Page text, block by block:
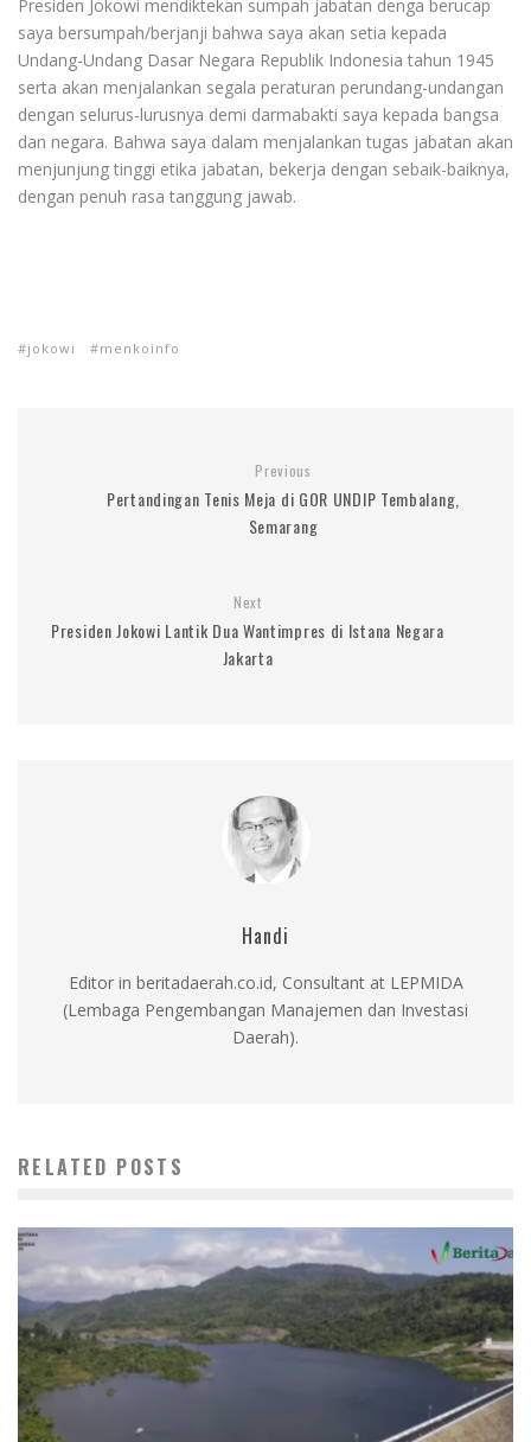
Presiden Jokowi mendiktekan sumpah jabatan denga berucap
saya bersumpah/berjanji bahwa saya akan setia kepada
Undang-Undang Dasar Negara Republik Indonesia tahun 1945
serta akan menjalankan segala peraturan perundang-undangan
dengan selurus-lurusnya demi darmabakti saya kepada bangsa
dan negara. Bahwa saya dalam menjalankan tugas jabatan akan
menjunjung tinggi etika jabatan, bekerja dengan sebaik-baiknya,
dengan penuh rasa tanggung jawab.
jokowi menkoinfo
Previous
Pertandingan Tenis Meja di GOR UNDIP Tembalang,
Semarang
Next
Presiden Jokowi Lantik Dua Wantimpres di Istana Negara
Jakarta
Handi
Editor in beritadaerah.co.id, Consultant at LEPMIDA
(Lembaga Pengembangan Manajemen dan Investasi
Daerah).
RELATED POSTS